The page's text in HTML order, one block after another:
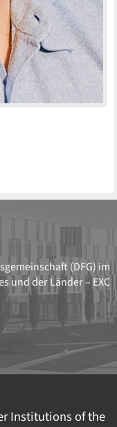
(DFG) im
und der Länder – EXC
Institutions of the